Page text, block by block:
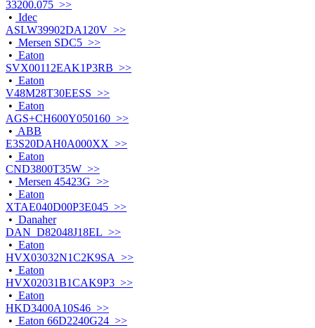
33200.075 >>
• Idec
ASLW39902DA120V >>
• Mersen SDC5 >>
• Eaton
SVX00112EAK1P3RB >>
• Eaton
V48M28T30EESS >>
• Eaton
AGS+CH600Y050160 >>
• ABB
E3S20DAH0A000XX >>
• Eaton
CND3800T35W >>
• Mersen 45423G >>
• Eaton
XTAE040D00P3E045 >>
• Danaher
DAN_D82048J18EL >>
• Eaton
HVX03032N1C2K9SA >>
• Eaton
HVX02031B1CAK9P3 >>
• Eaton
HKD3400A10S46 >>
• Eaton 66D2240G24 >>